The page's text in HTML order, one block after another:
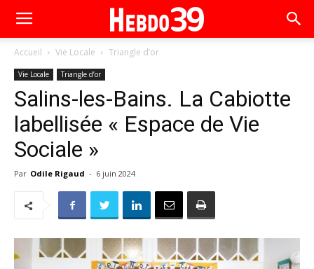
Accueil Vie Locale Triangle d’or
Vie Locale Triangle d’or
Salins-les-Bains. La Cabiotte
labellisée « Espace de Vie
Sociale »
Par Odile Rigaud - 6 juin 2024